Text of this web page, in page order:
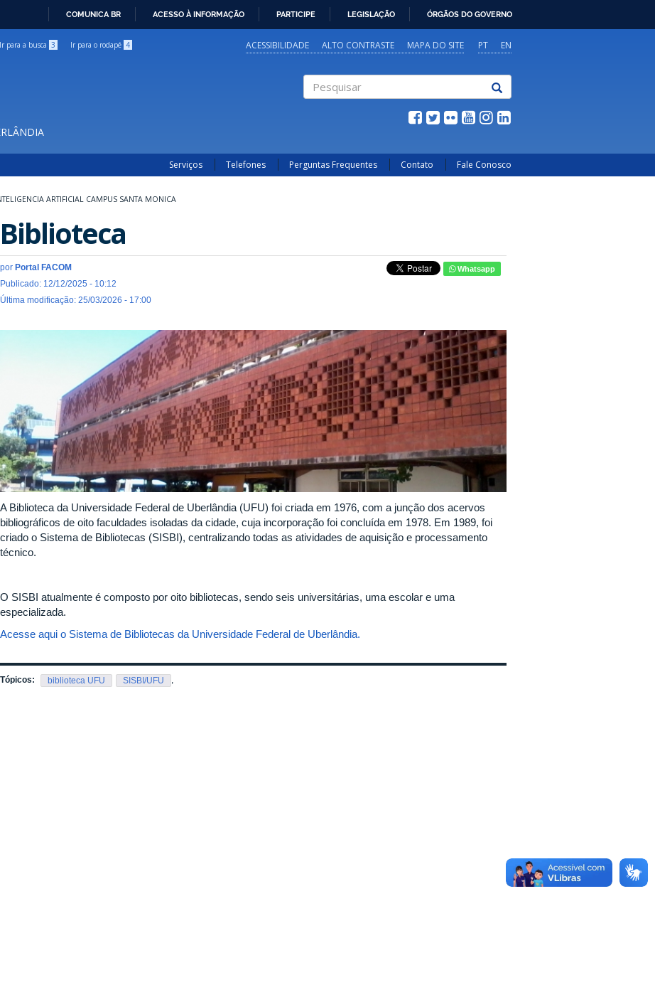
COMUNICA BR ACESSO À INFORMAÇÃO PARTICIPE LEGISLAÇÃO ÓRGÃOS DO GOVERNO
Ir para a busca 3 Ir para o rodapé 4 PT EN
ACESSIBILIDADE ALTO CONTRASTE MAPA DO SITE
Serviços Telefones Perguntas Frequentes Contato Fale Conosco
ARTIFICIAL CAMPUS SANTA MONICA
Biblioteca
por Portal FACOM
Publicado: 12/12/2025 - 10:12
Última modificação: 25/03/2026 - 17:00
Whatsapp
A Biblioteca da Universidade Federal de Uberlândia (UFU) foi criada em 1976, com a junção dos acervos
bibliográficos de oito faculdades isoladas da cidade, cuja incorporação foi concluída em 1978. Em 1989, foi
criado o Sistema de Bibliotecas (SISBI), centralizando todas as atividades de aquisição e processamento
técnico.
O SISBI atualmente é composto por oito bibliotecas, sendo seis universitárias, uma escolar e uma
especializada.
Acesse aqui o Sistema de Bibliotecas da Universidade Federal de Uberlândia.
Tópicos: biblioteca UFU ,
SISBI/UFU